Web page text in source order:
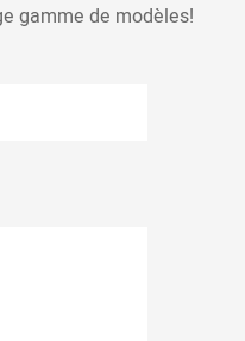
gamme de modèles!